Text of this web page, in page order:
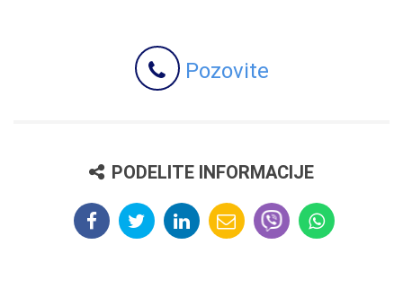
Pozovite
PODELITE INFORMACIJE